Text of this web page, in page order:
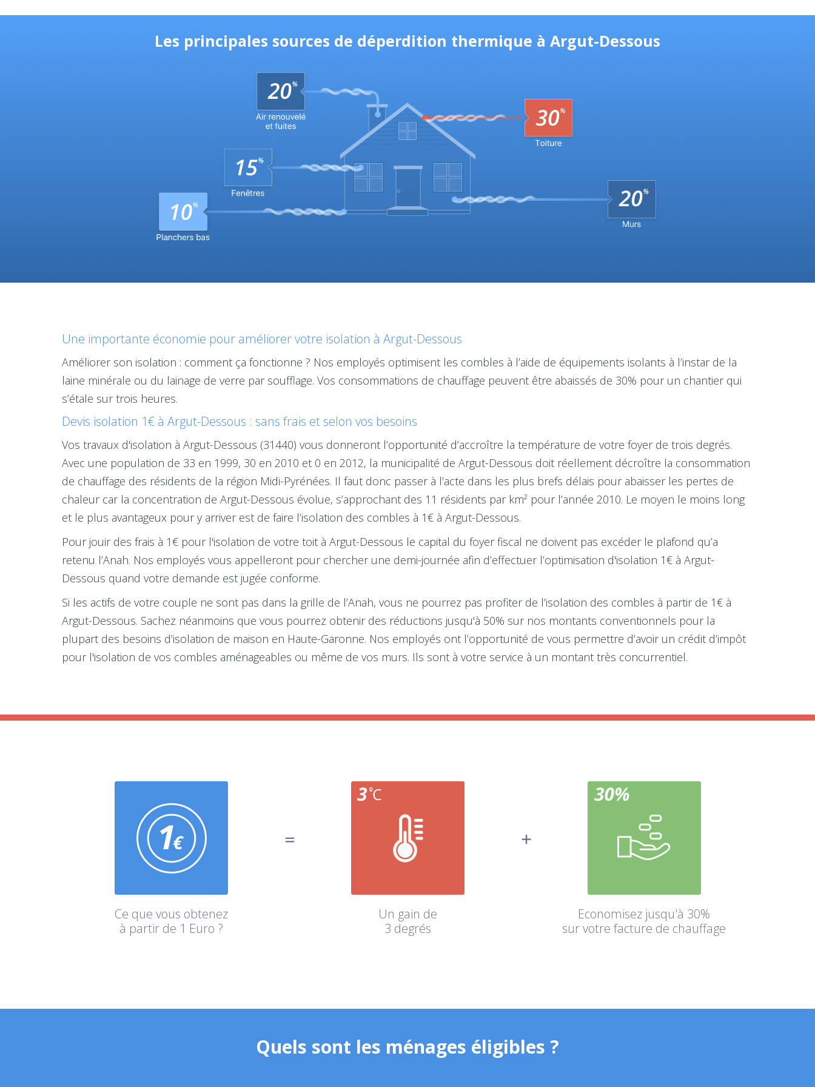
Les principales sources de déperdition thermique à Argut-Dessous
Une importante économie pour améliorer votre isolation à Argut-Dessous
Améliorer son isolation : comment ça fonctionne ? Nos employés optimisent les combles à l’aide de équipements isolants à l’instar de la
laine minérale ou du lainage de verre par soufflage. Vos consommations de chauffage peuvent être abaissés de 30% pour un chantier qui
s’étale sur trois heures.
Devis isolation 1€ à Argut-Dessous : sans frais et selon vos besoins
Vos travaux d'isolation à Argut-Dessous (31440) vous donneront l’opportunité d’accroître la température de votre foyer de trois degrés.
Avec une population de 33 en 1999, 30 en 2010 et 0 en 2012, la municipalité de Argut-Dessous doit réellement décroître la consommation
de chauffage des résidents de la région Midi-Pyrénées. Il faut donc passer à l’acte dans les plus brefs délais pour abaisser les pertes de
chaleur car la concentration de Argut-Dessous évolue, s’approchant des 11 résidents par km² pour l’année 2010. Le moyen le moins long
et le plus avantageux pour y arriver est de faire l’isolation des combles à 1€ à Argut-Dessous.
Pour jouir des frais à 1€ pour l'isolation de votre toit à Argut-Dessous le capital du foyer fiscal ne doivent pas excéder le plafond qu’a
retenu l’Anah. Nos employés vous appelleront pour chercher une demi-journée afin d’effectuer l’optimisation d'isolation 1€ à Argut-
Dessous quand votre demande est jugée conforme.
Si les actifs de votre couple ne sont pas dans la grille de l’Anah, vous ne pourrez pas profiter de l’isolation des combles à partir de 1€ à
Argut-Dessous. Sachez néanmoins que vous pourrez obtenir des réductions jusqu'à 50% sur nos montants conventionnels pour la
plupart des besoins d’isolation de maison en Haute-Garonne. Nos employés ont l’opportunité de vous permettre d’avoir un crédit d’impôt
pour l'isolation de vos combles aménageables ou même de vos murs. Ils sont à votre service à un montant très concurrentiel.
Ce que vous obtenez
à partir de 1 Euro ?
Un gain de
3 degrés
Economisez jusqu'à 30%
sur votre facture de chauffage
Quels sont les ménages éligibles ?